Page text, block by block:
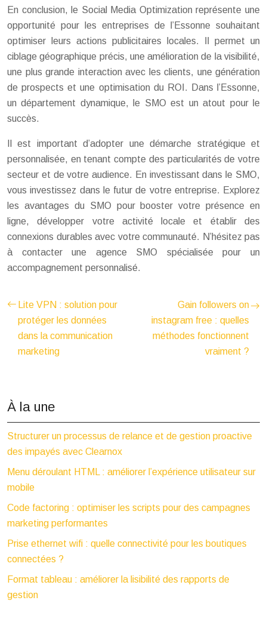
En conclusion, le Social Media Optimization représente une
opportunité pour les entreprises de l’Essonne souhaitant
optimiser leurs actions publicitaires locales. Il permet un
ciblage géographique précis, une amélioration de la visibilité,
une plus grande interaction avec les clients, une génération
de prospects et une optimisation du ROI. Dans l’Essonne,
un département dynamique, le SMO est un atout pour le
succès.
Il est important d’adopter une démarche stratégique et
personnalisée, en tenant compte des particularités de votre
secteur et de votre audience. En investissant dans le SMO,
vous investissez dans le futur de votre entreprise. Explorez
les avantages du SMO pour booster votre présence en
ligne, développer votre activité locale et établir des
connexions durables avec votre communauté. N’hésitez pas
à contacter une agence SMO spécialisée pour un
accompagnement personnalisé.
Lite VPN : solution pour
protéger les données
dans la communication
marketing
Gain followers on
instagram free : quelles
méthodes fonctionnent
vraiment ?
À la une
Structurer un processus de relance et de gestion proactive
des impayés avec Clearnox
Menu déroulant HTML : améliorer l’expérience utilisateur sur
mobile
Code factoring : optimiser les scripts pour des campagnes
marketing performantes
Prise ethernet wifi : quelle connectivité pour les boutiques
connectées ?
Format tableau : améliorer la lisibilité des rapports de
gestion